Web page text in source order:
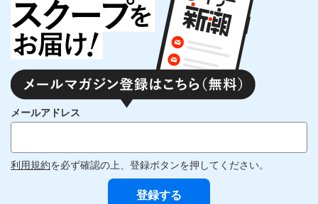
メールアドレス
利用規約を必ず確認の上、登録ボタンを押してください。